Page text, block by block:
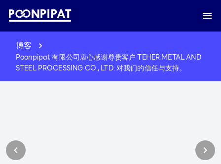
博客
Poonpipat 有限公司衷心感谢尊贵客户 TEHER METAL AND
STEEL PROCESSING CO., LTD. 对我们的信任与支持。